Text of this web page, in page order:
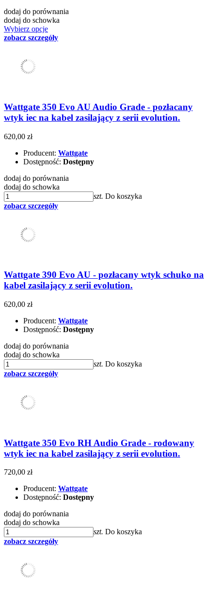
dodaj do porównania
dodaj do schowka
Wybierz opcje
zobacz szczegóły
Wattgate 350 Evo AU Audio Grade - pozłacany
wtyk iec na kabel zasilający z serii evolution.
620,00 zł
Producent: Wattgate
Dostępność: Dostępny
dodaj do porównania
dodaj do schowka
szt. Do koszyka
zobacz szczegóły
Wattgate 390 Evo AU - pozłacany wtyk schuko na
kabel zasilający z serii evolution.
620,00 zł
Producent: Wattgate
Dostępność: Dostępny
dodaj do porównania
dodaj do schowka
szt. Do koszyka
zobacz szczegóły
Wattgate 350 Evo RH Audio Grade - rodowany
wtyk iec na kabel zasilający z serii evolution.
720,00 zł
Producent: Wattgate
Dostępność: Dostępny
dodaj do porównania
dodaj do schowka
szt. Do koszyka
zobacz szczegóły